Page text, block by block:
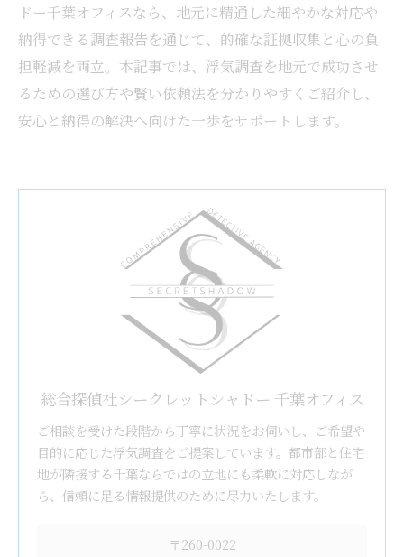
ドー千葉オフィスなら、地元に精通した細やかな対応や
納得できる調査報告を通じて、的確な証拠収集と心の負
担軽減を両立。本記事では、浮気調査を地元で成功させ
るための選び方や賢い依頼法を分かりやすくご紹介し、
安心と納得の解決へ向けた一歩をサポートします。
総合探偵社シークレットシャドー 千葉オフィス
ご相談を受けた段階から丁寧に状況をお伺いし、ご希望や
目的に応じた浮気調査をご提案しています。都市部と住宅
地が隣接する千葉ならではの立地にも柔軟に対応しなが
ら、信頼に足る情報提供のために尽力いたします。
〒260-0022